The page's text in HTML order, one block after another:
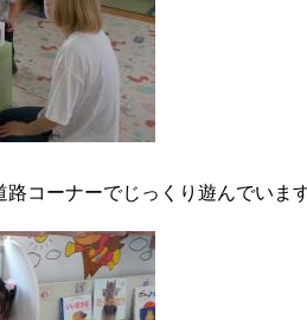
コーナーでじっくり遊んでいま